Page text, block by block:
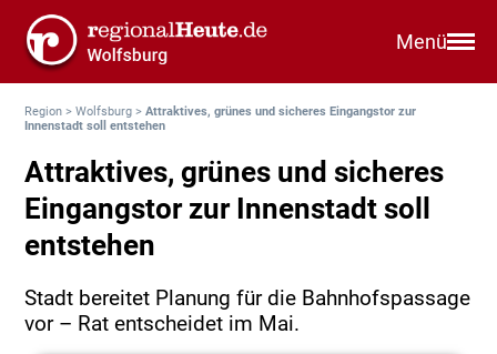
Menü
Region >Wolfsburg >Attraktives, grünes und sicheres Eingangstor zur
Innenstadt soll entstehen
Attraktives, grünes und sicheres
Eingangstor zur Innenstadt soll
entstehen
Stadt bereitet Planung für die Bahnhofspassage
vor – Rat entscheidet im Mai.